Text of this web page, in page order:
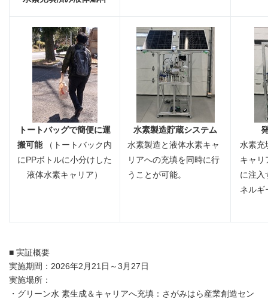
トートバッグで簡便に運
搬可能（トートバック内
にPPボトルに小分けした
液体水素キャリア）
水素製造貯蔵システム
水素製造と液体水素キャ
リアへの充填を同時に行
うことが可能。
水素充
キャリ
に注入
ネルギ
■ 実証概要
実施期間：2026年2月21日～3月27日
実施場所：
・グリーン水 素生成＆キャリアへ充填：さがみはら産業創造セン